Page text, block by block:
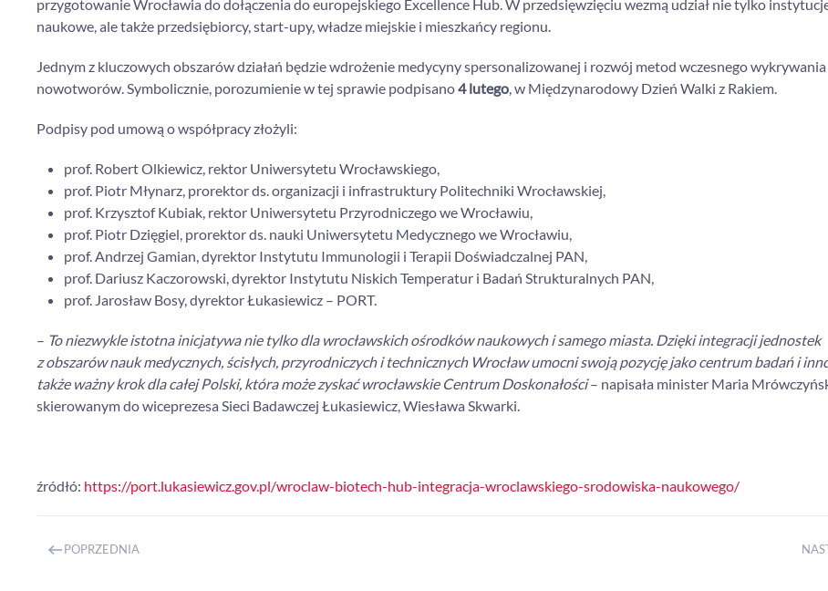
przygotowanie Wrocławia do dołączenia do europejskiego Excellence Hub. W przedsięwzięciu wezmą udział nie tylko
naukowe, ale także przedsiębiorcy, start-upy, władze miejskie i mieszkańcy regionu.
Jednym z kluczowych obszarów działań będzie wdrożenie medycyny spersonalizowanej i rozwój metod wczesnego wykrywania
nowotworów. Symbolicznie, porozumienie w tej sprawie podpisano4 lutego, w Międzynarodowy Dzień Walki z Rakiem.
Podpisy pod umową o współpracy złożyli:
prof. Robert Olkiewicz, rektor Uniwersytetu Wrocławskiego,
prof. Piotr Młynarz, prorektor ds. organizacji i infrastruktury Politechniki Wrocławskiej,
prof. Krzysztof Kubiak, rektor Uniwersytetu Przyrodniczego we Wrocławiu,
prof. Piotr Dzięgiel, prorektor ds. nauki Uniwersytetu Medycznego we Wrocławiu,
prof. Andrzej Gamian, dyrektor Instytutu Immunologii i Terapii Doświadczalnej PAN,
prof. Dariusz Kaczorowski, dyrektor Instytutu Niskich Temperatur i Badań Strukturalnych PAN,
prof. Jarosław Bosy, dyrektor Łukasiewicz – PORT.
– To niezwykle istotna inicjatywa nie tylko dla wrocławskich ośrodków naukowych i samego miasta. Dzięki integracji jednostek
z obszarów nauk medycznych, ścisłych, przyrodniczych i technicznych Wrocław umocni swoją pozycję jako centrum badań i
także ważny krok dla całej Polski, która może zyskać wrocławskie Centrum Doskonałości– napisała minister Maria
skierowanym do wiceprezesa Sieci Badawczej Łukasiewicz, Wiesława Skwarki.
źródłó: https://port.lukasiewicz.gov.pl/wroclaw-biotech-hub-integracja-wroclawskiego-srodowiska-naukowego/
POPRZEDNIA